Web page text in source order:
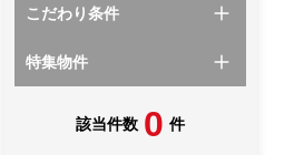
こだわり条件
特集物件
該当件数 0 件